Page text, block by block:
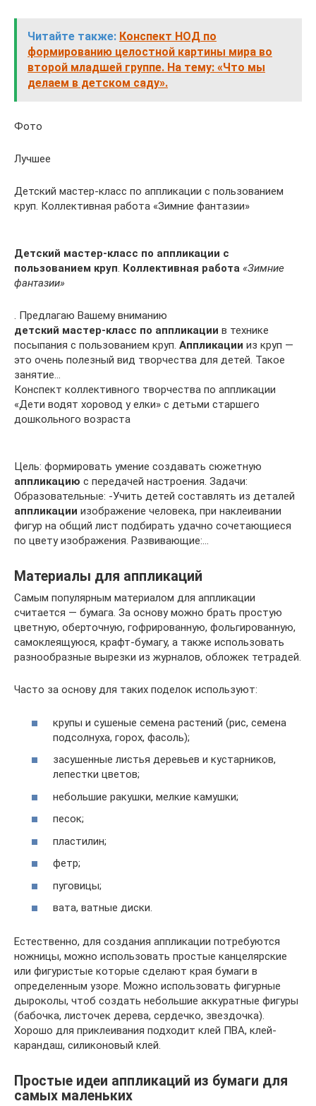
Читайте также: Конспект НОД по
формированию целостной картины мира во
второй младшей группе. На тему: «Что мы
делаем в детском саду».
Фото
Лучшее
Детский мастер-класс по аппликации с пользованием
круп. Коллективная работа «Зимние фантазии»
Детский мастер-класс по аппликации с
пользованием круп. Коллективная работа «Зимние
фантазии»
. Предлагаю Вашему вниманию
детский мастер-класс по аппликации в технике
посыпания с пользованием круп. Аппликации из круп —
это очень полезный вид творчества для детей. Такое
занятие…
Конспект коллективного творчества по аппликации
«Дети водят хоровод у елки» с детьми старшего
дошкольного возраста
Цель: формировать умение создавать сюжетную
аппликацию с передачей настроения. Задачи:
Образовательные: -Учить детей составлять из деталей
аппликации изображение человека, при наклеивании
фигур на общий лист подбирать удачно сочетающиеся
по цвету изображения. Развивающие:…
Материалы для аппликаций
Самым популярным материалом для аппликации
считается — бумага. За основу можно брать простую
цветную, оберточную, гофрированную, фольгированную,
самоклеящуюся, крафт-бумагу, а также использовать
разнообразные вырезки из журналов, обложек тетрадей.
Часто за основу для таких поделок используют:
крупы и сушеные семена растений (рис, семена
подсолнуха, горох, фасоль);
засушенные листья деревьев и кустарников,
лепестки цветов;
небольшие ракушки, мелкие камушки;
песок;
пластилин;
фетр;
пуговицы;
вата, ватные диски.
Естественно, для создания аппликации потребуются
ножницы, можно использовать простые канцелярские
или фигуристые которые сделают края бумаги в
определенным узоре. Можно использовать фигурные
дыроколы, чтоб создать небольшие аккуратные фигуры
(бабочка, листочек дерева, сердечко, звездочка).
Хорошо для приклеивания подходит клей ПВА, клей-
карандаш, силиконовый клей.
Простые идеи аппликаций из бумаги для
самых маленьких